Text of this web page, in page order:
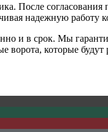
После
надежную работу
и в срок. Мы
которые будут